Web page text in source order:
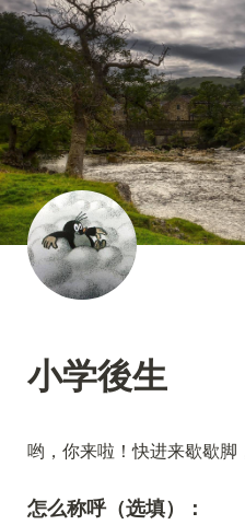
小学後生
哟，你来啦！快进来歇歇脚
怎么称呼（选填）：